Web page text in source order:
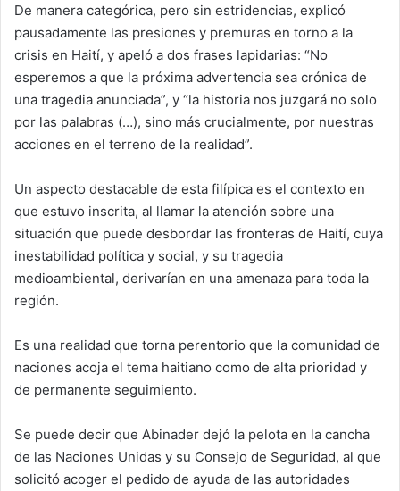
De manera categórica, pero sin estridencias, explicó
pausadamente las presiones y premuras en torno a la
crisis en Haití, y apeló a dos frases lapidarias: “No
esperemos a que la próxima advertencia sea crónica de
una tragedia anunciada”, y “la historia nos juzgará no solo
por las palabras (…), sino más crucialmente, por nuestras
acciones en el terreno de la realidad”.
Un aspecto destacable de esta filípica es el contexto en
que estuvo inscrita, al llamar la atención sobre una
situación que puede desbordar las fronteras de Haití, cuya
inestabilidad política y social, y su tragedia
medioambiental, derivarían en una amenaza para toda la
región.
Es una realidad que torna perentorio que la comunidad de
naciones acoja el tema haitiano como de alta prioridad y
de permanente seguimiento.
Se puede decir que Abinader dejó la pelota en la cancha
de las Naciones Unidas y su Consejo de Seguridad, al que
solicitó acoger el pedido de ayuda de las autoridades